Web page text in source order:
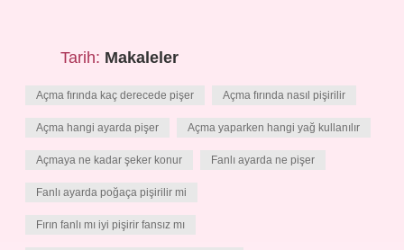
Tarih: Makaleler
Açma fırında kaç derecede pişer Açma fırında nasıl pişirilir
Açma hangi ayarda pişer Açma yaparken hangi yağ kullanılır
Açmaya ne kadar şeker konur Fanlı ayarda ne pişer
Fanlı ayarda poğaça pişirilir mi
Fırın fanlı mı iyi pişirir fansız mı